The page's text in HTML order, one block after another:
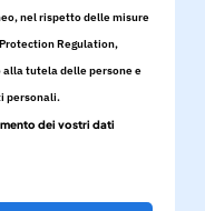
nel rispetto delle misure
Regulation,
alla tutela delle persone e
personali.
dei vostri dati